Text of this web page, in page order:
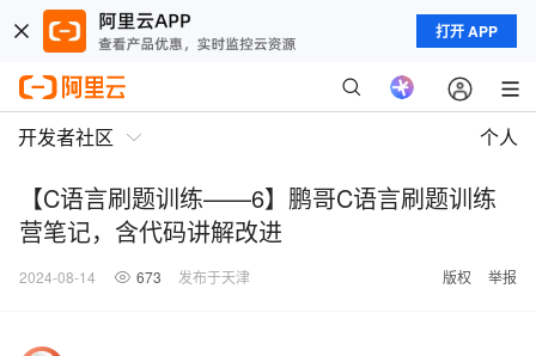
打开 APP
开发者社区 个人
【C语言刷题训练——6】鹏哥C语言刷题训练
营笔记，含代码讲解改进
2024-08-14 673 发布于天津 版权 举报